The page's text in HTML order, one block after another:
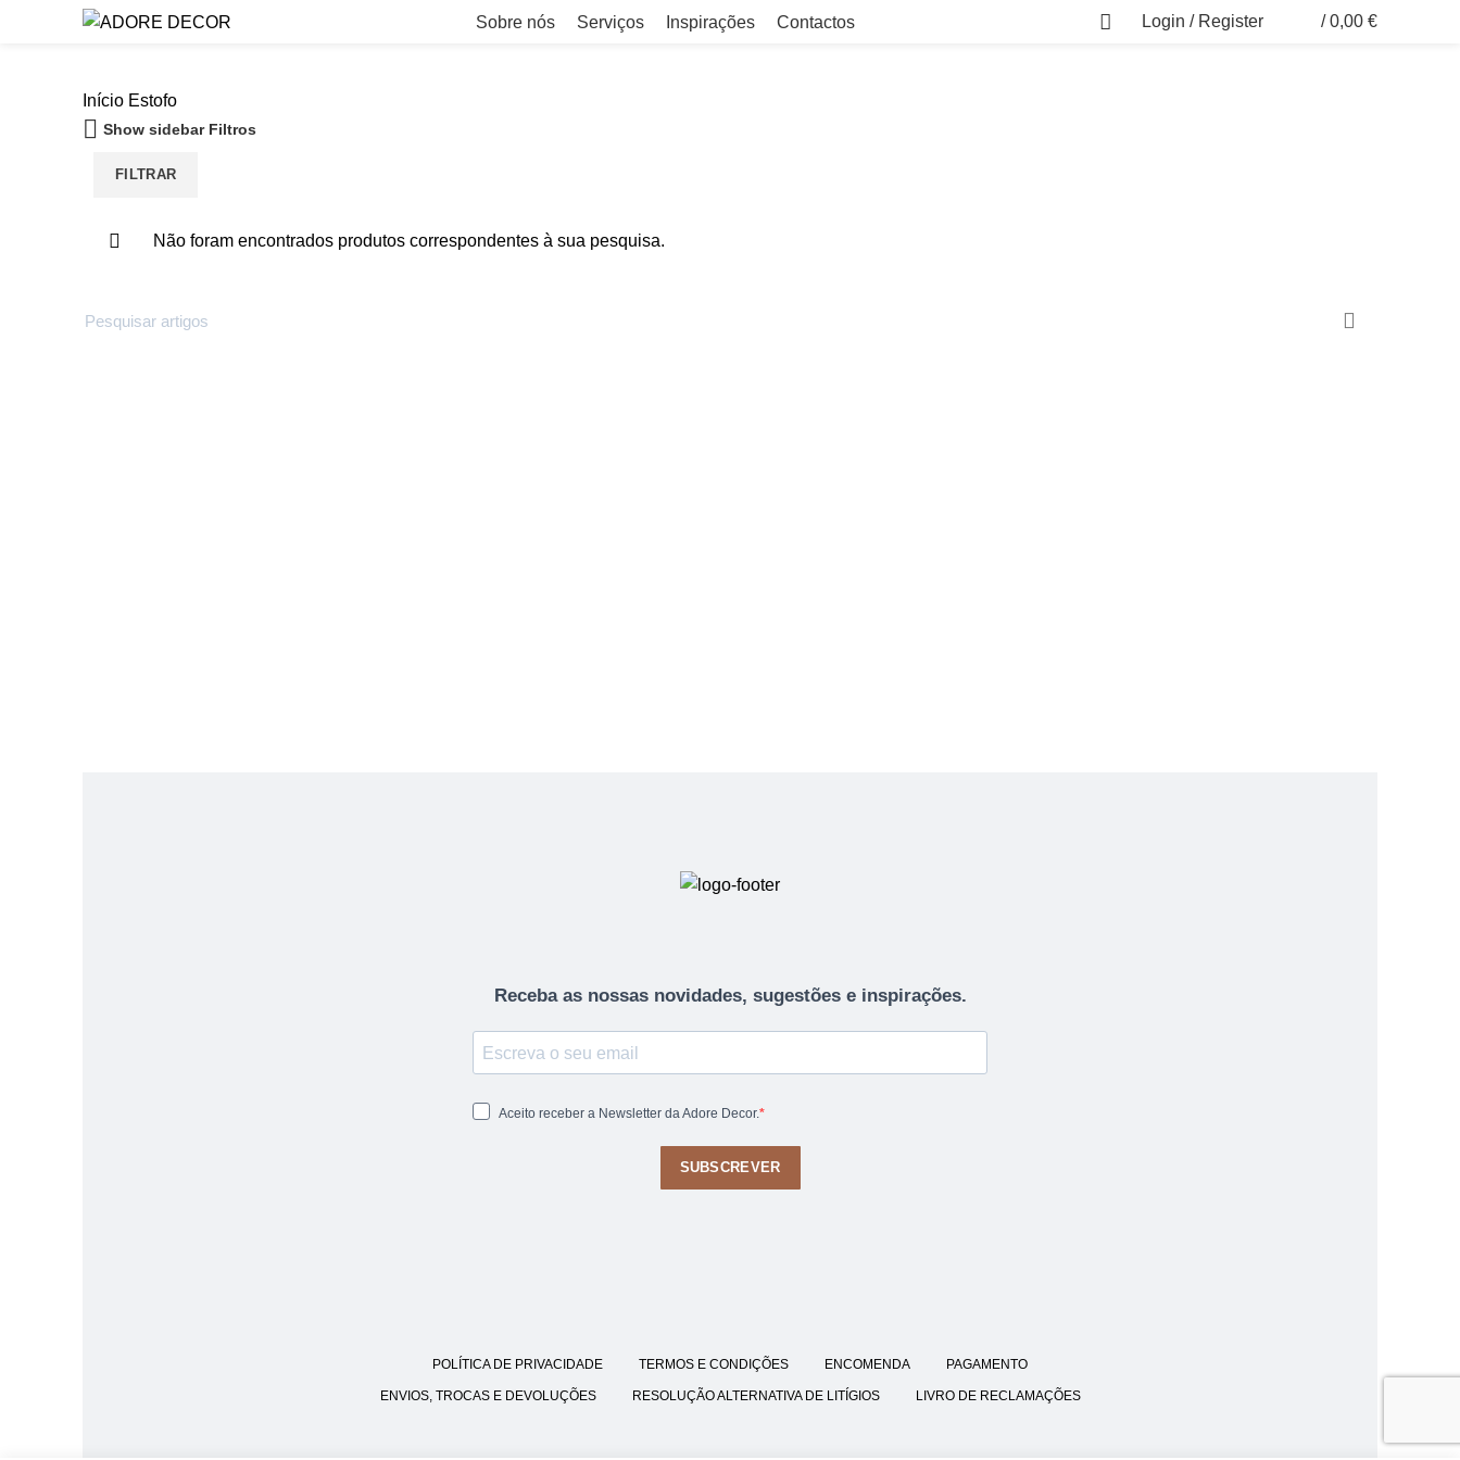
Sobre nós Serviços Inspirações Contactos Login / Register / 0,00 €
Início Estofo
Show sidebar Filtros
FILTRAR
Não foram encontrados produtos correspondentes à sua pesquisa.
Receba as nossas novidades, sugestões e inspirações.
Aceito receber a Newsletter da Adore Decor.
SUBSCREVER
POLÍTICA DE PRIVACIDADE TERMOS E CONDIÇÕES ENCOMENDA PAGAMENTO
ENVIOS, TROCAS E DEVOLUÇÕES RESOLUÇÃO ALTERNATIVA DE LITÍGIOS LIVRO DE RECLAMAÇÕES